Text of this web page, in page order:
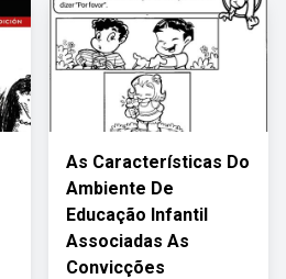
As Características Do
Ambiente De
Educação Infantil
Associadas As
Convicções